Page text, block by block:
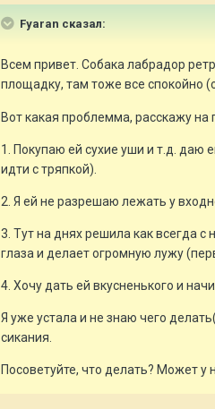
Fyaran сказал:
Всем привет. Собака лабрадор
площадку, там тоже все спокойно
Вот какая проблемма, расскажу на
1. Покупаю ей сухие уши и т.д. даю
идти с тряпкой).
2. Я ей не разрешаю лежать у
3. Тут на днях решила как всегда
глаза и делает огромную лужу
4. Хочу дать ей вкусненького и
Я уже устала и не знаю чего
сикания.
Посоветуйте, что делать? Может у